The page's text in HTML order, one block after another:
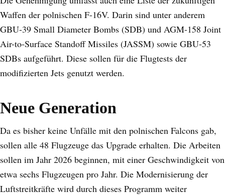
Waffen der polnischen F-16V. Darin sind unter anderem
GBU-39 Small Diameter Bombs (SDB) und AGM-158 Joint
Air-to-Surface Standoff Missiles (JASSM) sowie GBU-53
SDBs aufgeführt. Diese sollen für die Flugtests der
modifizierten Jets genutzt werden.
Neue Generation
Da es bisher keine Unfälle mit den polnischen Falcons gab,
sollen alle 48 Flugzeuge das Upgrade erhalten. Die Arbeiten
sollen im Jahr 2026 beginnen, mit einer Geschwindigkeit von
etwa sechs Flugzeugen pro Jahr. Die Modernisierung der
Luftstreitkräfte wird durch dieses Programm weiter